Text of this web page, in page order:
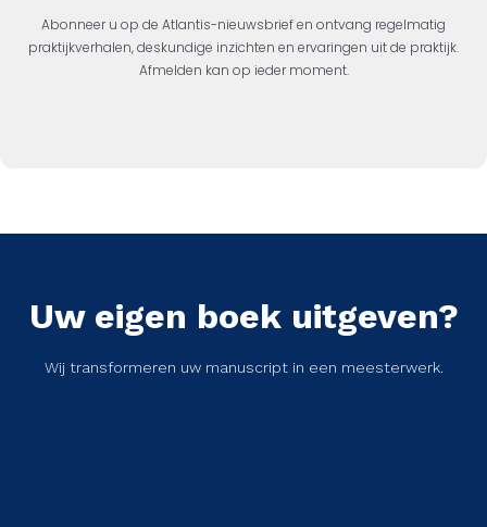
Abonneer u op de Atlantis-nieuwsbrief en ontvang regelmatig
praktijkverhalen, deskundige inzichten en ervaringen uit de praktijk.
Afmelden kan op ieder moment.
Uw eigen boek uitgeven?
Wij transformeren uw manuscript in een meesterwerk.